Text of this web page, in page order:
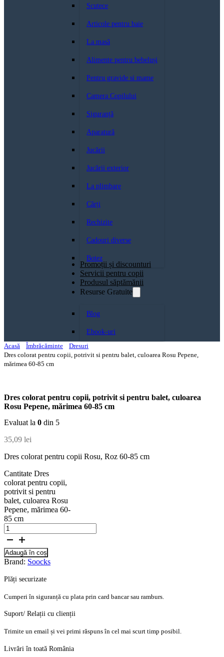
Scutece
Articole pentru baie
La masă
Alimente pentru bebeluși
Pentru gravide si mame
Camera Copilului
Siguranță
Aparatură
Jucării
Jucării exterior
La plimbare
Cărți
Rechizite
Cadouri diverse
Botez
Promoții și discounturi
Servicii pentru copii
Produsul săptămănii
Resurse Gratuite
Blog
Ebook-uri
Acasă
Îmbrăcăminte
Dresuri
Dres colorat pentru copii, potrivit si pentru balet, culoarea Rosu Pepene,
mărimea 60-85 cm
Dres colorat pentru copii, potrivit si pentru balet, culoarea
Rosu Pepene, mărimea 60-85 cm
Evaluat la 0 din 5
35,09 lei
Dres colorat pentru copii Rosu, Roz 60-85 cm
Cantitate Dres
colorat pentru copii,
potrivit si pentru
balet, culoarea Rosu
Pepene, mărimea 60-
85 cm
Adaugă în coș
Brand: Soocks
Plăți securizate
Cumperi în siguranță cu plata prin card bancar sau ramburs.
Suport/ Relații cu clienții
Trimite un email și vei primi răspuns în cel mai scurt timp posibil.
Livrări în toată România